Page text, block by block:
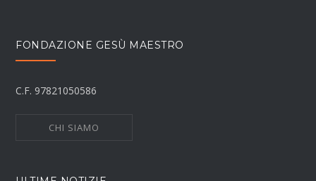
FONDAZIONE GESÙ MAESTRO
C.F. 97821050586
CHI SIAMO